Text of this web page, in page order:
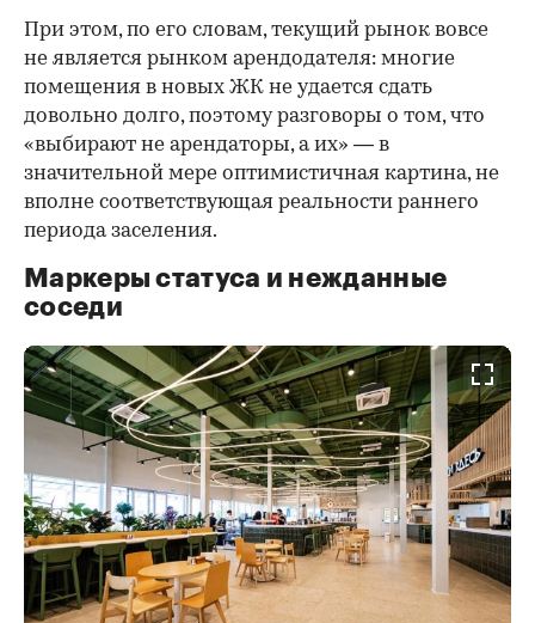
При этом, по его словам, текущий рынок вовсе
не является рынком арендодателя: многие
помещения в новых ЖК не удается сдать
довольно долго, поэтому разговоры о том, что
«выбирают не арендаторы, а их» — в
значительной мере оптимистичная картина, не
вполне соответствующая реальности раннего
периода заселения.
Маркеры статуса и нежданные
соседи